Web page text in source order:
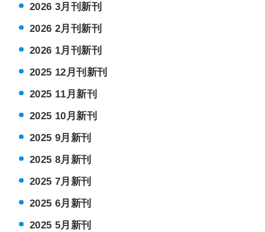
2026 3月刊新刊
2026 2月刊新刊
2026 1月刊新刊
2025 12月刊新刊
2025 11月新刊
2025 10月新刊
2025 9月新刊
2025 8月新刊
2025 7月新刊
2025 6月新刊
2025 5月新刊